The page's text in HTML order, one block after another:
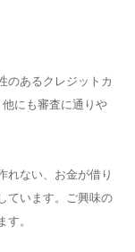
のあるクレジットカ
にも審査に通りや
れない、お金が借り
ています。ご興味の
。